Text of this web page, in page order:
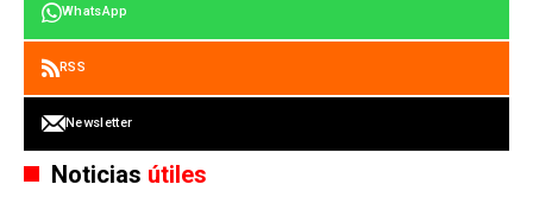
WhatsApp
RSS
Newsletter
Noticias útiles